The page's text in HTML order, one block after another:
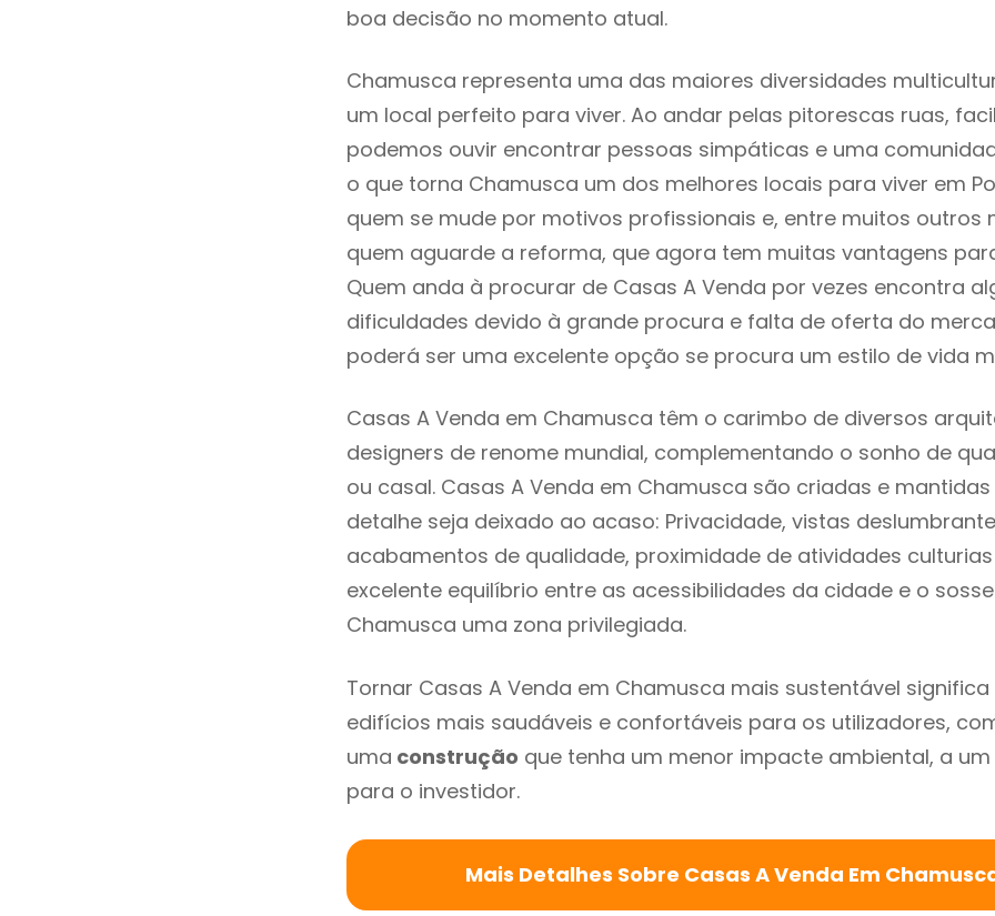
boa decisão no momento atual.
Chamusca representa uma das maiores diversidades
um local perfeito para viver. Ao andar pelas pitorescas ruas,
podemos ouvir encontrar pessoas simpáticas e uma
o que torna Chamusca um dos melhores locais para viver em
quem se mude por motivos profissionais e, entre muitos outros
quem aguarde a reforma, que agora tem muitas vantagens
Quem anda à procurar de Casas A Venda por vezes encontra
dificuldades devido à grande procura e falta de oferta do
poderá ser uma excelente opção se procura um estilo de vida
Casas A Venda em Chamusca têm o carimbo de diversos
designers de renome mundial, complementando o sonho de
ou casal. Casas A Venda em Chamusca são criadas e
detalhe seja deixado ao acaso: Privacidade, vistas
acabamentos de qualidade, proximidade de atividades
excelente equilíbrio entre as acessibilidades da cidade e o
Chamusca uma zona privilegiada.
Tornar Casas A Venda em Chamusca mais sustentável
edifícios mais saudáveis e confortáveis para os utilizadores,
uma construção que tenha um menor impacte ambiental, a
para o investidor.
Mais Detalhes Sobre Casas A Venda Em